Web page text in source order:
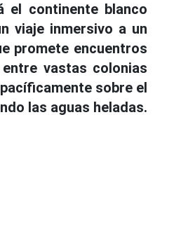
el continente blanco
viaje inmersivo a un
promete encuentros
vastas colonias
sobre el
las aguas heladas.